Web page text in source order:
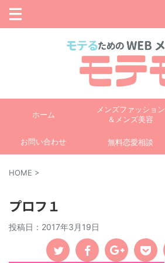
ホーム
メンズファッション
＆メンズ美容
お問い合わせ 無料恋愛相談
HOME >
プロフ１
投稿日： 2017年3月19日